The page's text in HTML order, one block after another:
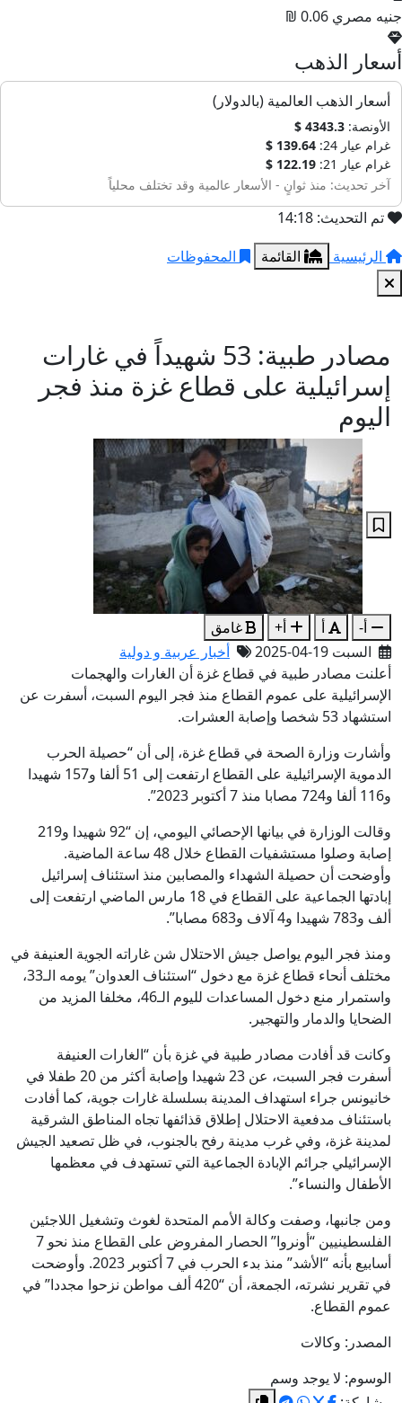
جنيه مصري 0.06 ₪
أسعار الذهب
أسعار الذهب العالمية (بالدولار)
الأونصة: 4343.3 $
غرام عيار 24:
139.64 $
غرام عيار 21:
122.19 $
آخر تحديث: منذ ثوانٍ - الأسعار عالمية وقد تختلف محلياً
تم التحديث: 14:18
الرئيسية
القائمة المحفوظات
مصادر طبية: 53 شهيداً في غارات
إسرائيلية على قطاع غزة منذ فجر
اليوم
أ- أ أ+
غامق
السبت 19-04-2025
أخبار عربية و دولية
أعلنت مصادر طبية في قطاع غزة أن الغارات والهجمات
الإسرائيلية على عموم القطاع منذ فجر اليوم السبت، أسفرت عن
استشهاد 53 شخصا وإصابة العشرات.
وأشارت وزارة الصحة في قطاع غزة، إلى أن “حصيلة الحرب
الدموية الإسرائيلية على القطاع ارتفعت إلى 51 ألفا و157 شهيدا
و116 ألفا و724 مصابا منذ 7 أكتوبر 2023”.
وقالت الوزارة في بيانها الإحصائي اليومي، إن “92 شهيدا و219
إصابة وصلوا مستشفيات القطاع خلال 48 ساعة الماضية.
وأوضحت أن حصيلة الشهداء والمصابين منذ استئناف إسرائيل
إبادتها الجماعية على القطاع في 18 مارس الماضي ارتفعت إلى
ألف و783 شهيدا و4 آلاف و683 مصابا”.
ومنذ فجر اليوم يواصل جيش الاحتلال شن غاراته الجوية العنيفة في
مختلف أنحاء قطاع غزة مع دخول “استئناف العدوان” يومه الـ33،
واستمرار منع دخول المساعدات لليوم الـ46، مخلفا المزيد من
الضحايا والدمار والتهجير.
وكانت قد أفادت مصادر طبية في غزة بأن “الغارات العنيفة
أسفرت فجر السبت، عن 23 شهيدا وإصابة أكثر من 20 طفلا في
خانيونس جراء استهداف المدينة بسلسلة غارات جوية، كما أفادت
باستئناف مدفعية الاحتلال إطلاق قذائفها تجاه المناطق الشرقية
لمدينة غزة، وفي غرب مدينة رفح بالجنوب، في ظل تصعيد الجيش
الإسرائيلي جرائم الإبادة الجماعية التي تستهدف في معظمها
الأطفال والنساء”.
ومن جانبها، وصفت وكالة الأمم المتحدة لغوث وتشغيل اللاجئين
الفلسطينيين “أونروا” الحصار المفروض على القطاع منذ نحو 7
أسابيع بأنه “الأشد” منذ بدء الحرب في 7 أكتوبر 2023. وأوضحت
في تقرير نشرته، الجمعة، أن “420 ألف مواطن نزحوا مجددا” في
عموم القطاع.
المصدر: وكالات
الوسوم: لا يوجد وسم